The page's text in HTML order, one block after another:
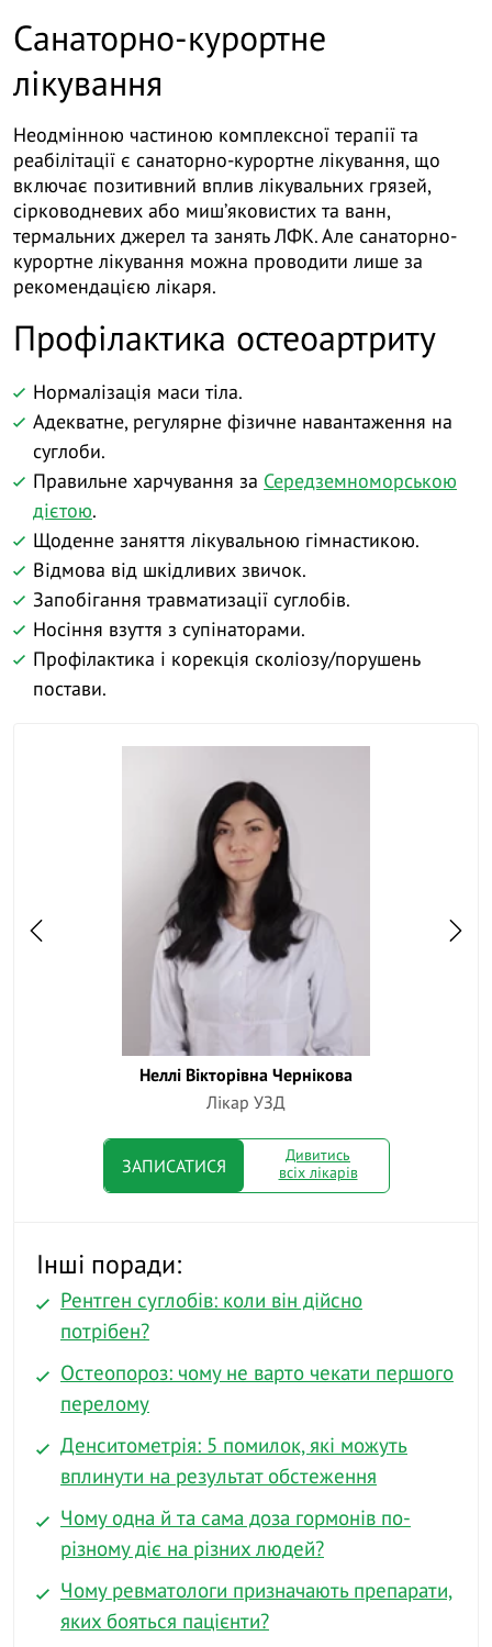
Неллі Вікторівна Чернікова
Лікар УЗД
ЗАПИСАТИСЯ
Дивитись
всіх лікарів
Інші поради:
Рентген суглобів: коли він дійсно
потрібен?
Остеопороз: чому не варто чекати першого
перелому
Денситометрія: 5 помилок, які можуть
вплинути на результат обстеження
Чому одна й та сама доза гормонів по-
різному діє на різних людей?
Чому ревматологи призначають препарати,
яких бояться пацієнти?
Санаторно-курортне
лікування
Неодмінною частиною комплексної терапії та
реабілітації є санаторно-курортне лікування, що
включає позитивний вплив лікувальних грязей,
сірководневих або мишʼяковистих та ванн,
термальних джерел та занять ЛФК. Але санаторно-
курортне лікування можна проводити лише за
рекомендацією лікаря.
Профілактика остеоартриту
Нормалізація маси тіла.
Адекватне, регулярне фізичне навантаження на
суглоби.
Правильне харчування за Середземноморською
дієтою.
Щоденне заняття лікувальною гімнастикою.
Відмова від шкідливих звичок.
Запобігання травматизації суглобів.
Носіння взуття з супінаторами.
Профілактика і корекція сколіозу/порушень
постави.